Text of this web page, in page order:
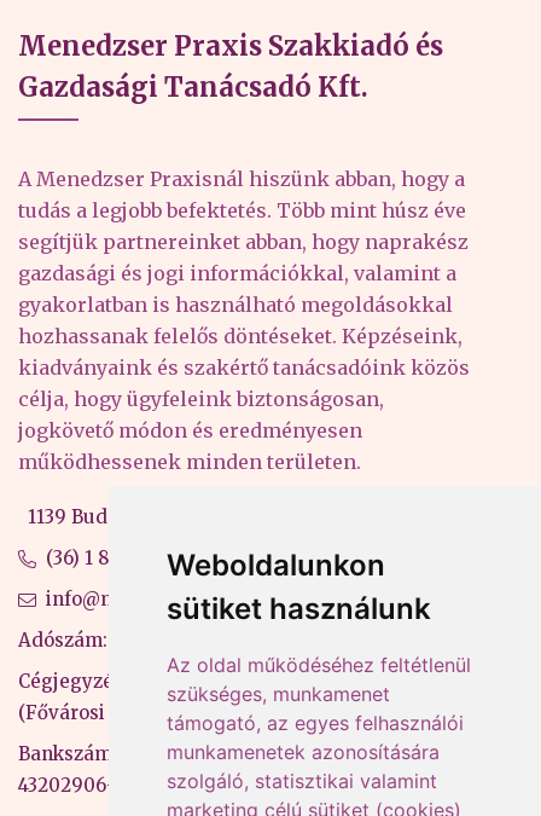
Weboldalunkon
sütiket használunk
Az oldal működéséhez feltétlenül
szükséges, munkamenet
támogató, az egyes felhasználói
munkamenetek azonosítására
szolgáló, statisztikai valamint
marketing célú sütiket (cookies)
Menedzser Praxis Szakkiadó és
Gazdasági Tanácsadó Kft.
A Menedzser Praxisnál hiszünk abban, hogy a
tudás a legjobb befektetés. Több mint húsz éve
segítjük partnereinket abban, hogy naprakész
gazdasági és jogi információkkal, valamint a
gyakorlatban is használható megoldásokkal
hozhassanak felelős döntéseket. Képzéseink,
kiadványaink és szakértő tanácsadóink közös
célja, hogy ügyfeleink biztonságosan,
jogkövető módon és eredményesen
működhessenek minden területen.
1139 Budapest, Váci út 99-105. 4. em.
(36) 1 880 76 00
info@mprx.hu
Adószám: 13598145-2-41
Cégjegyzékszám: 01-09-883770
(Fővárosi Bíróság)
Bankszámlaszám: CIB Bank, 10700581-
43202906-51100005